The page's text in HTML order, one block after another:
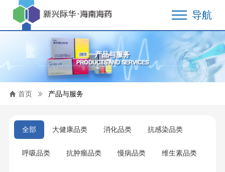
导航
产品与服务
PRODUCTS AND SERVICES
首页 产品与服务
全部 大健康品类 消化品类 抗感染品类
呼吸品类 抗肿瘤品类 慢病品类 维生素品类